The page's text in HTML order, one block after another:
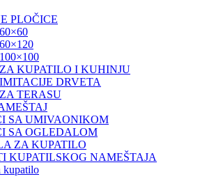
PLOČICE
KUPATILO I KUHINJU
DRVETA
TERASU
SA UMIVAONIKOM
SA OGLEDALOM
ZA KUPATILO
KUPATILSKOG NAMEŠTAJA
kupatilo